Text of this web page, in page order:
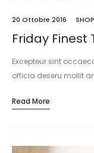
20 Ottobre 2016
Friday Finest
Excepteur sint
officia deseru mollit
Read More